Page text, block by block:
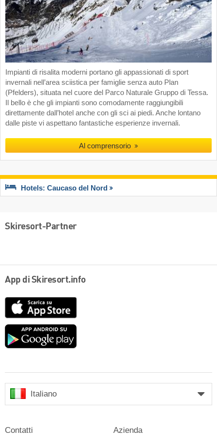
Impianti di risalita moderni portano gli appassionati di sport
invernali nell’area sciistica per famiglie senza auto Plan
(Pfelders), situata nel cuore del Parco Naturale Gruppo di Tessa.
Il bello è che gli impianti sono comodamente raggiungibili
direttamente dall’hotel anche con gli sci ai piedi. Anche lontano
dalle piste vi aspettano fantastiche esperienze invernali.
Al comprensorio
Hotels: Caucaso del Nord
Skiresort-Partner
App di Skiresort.info
Google
Italiano
Contatti Azienda